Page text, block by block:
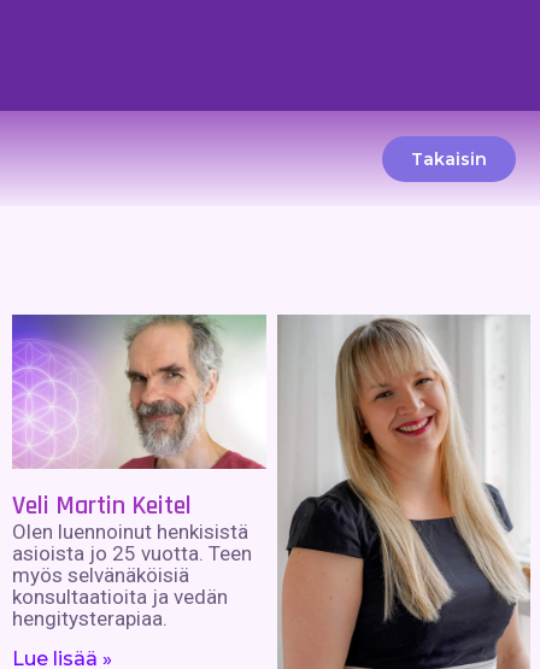
Takaisin
Veli Martin Keitel
Olen luennoinut henkisistä
asioista jo 25 vuotta. Teen
myös selvänäköisiä
konsultaatioita ja vedän
hengitysterapiaa.
Lue lisää »